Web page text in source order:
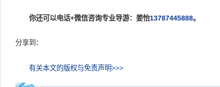
你还可以电话+微信咨询专业导游：姜怡13787445888。
分享到：
有关本文的版权与免责声明>>>